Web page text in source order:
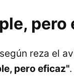
pero
reza el
pero eficaz"